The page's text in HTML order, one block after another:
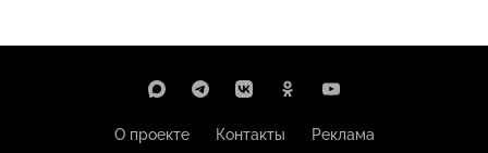
О проекте Контакты
Реклама